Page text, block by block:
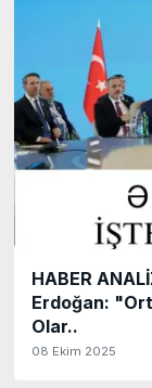
HABER
Erdoğan:
Olar..
08 Ekim 2025